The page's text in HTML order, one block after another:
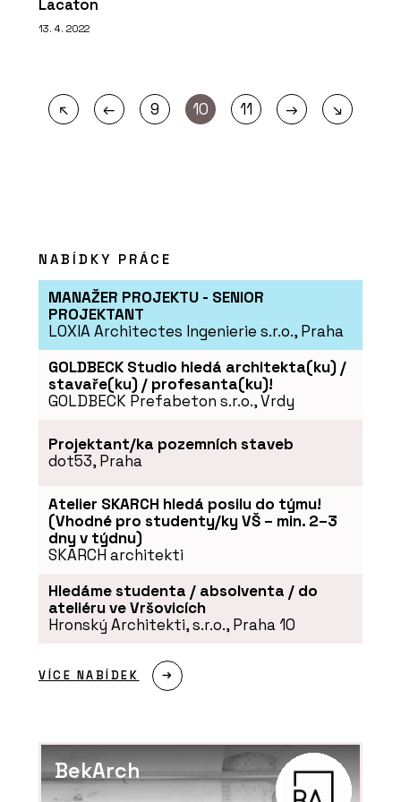
Lacaton
13. 4. 2022
↖ ← 9 10 11 → ↘
NABÍDKY PRÁCE
MANAŽER PROJEKTU - SENIOR
PROJEKTANT
LOXIA Architectes Ingenierie s.r.o., Praha
GOLDBECK Studio hledá architekta(ku) /
stavaře(ku) / profesanta(ku)!
GOLDBECK Prefabeton s.r.o., Vrdy
Projektant/ka pozemních staveb
dot53, Praha
Atelier SKARCH hledá posilu do týmu!
(Vhodné pro studenty/ky VŠ – min. 2–3
dny v týdnu)
SKARCH architekti
Hledáme studenta / absolventa / do
ateliéru ve Vršovicích
Hronský Architekti, s.r.o., Praha 10
VÍCE NABÍDEK
BekArch